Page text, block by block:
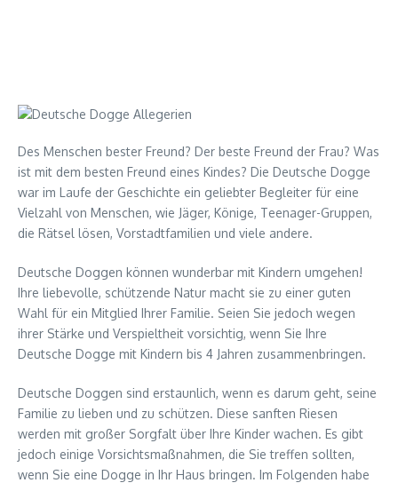
Des Menschen bester Freund? Der beste Freund der Frau? Was
ist mit dem besten Freund eines Kindes? Die Deutsche Dogge
war im Laufe der Geschichte ein geliebter Begleiter für eine
Vielzahl von Menschen, wie Jäger, Könige, Teenager-Gruppen,
die Rätsel lösen, Vorstadtfamilien und viele andere.
Deutsche Doggen können wunderbar mit Kindern umgehen!
Ihre liebevolle, schützende Natur macht sie zu einer guten
Wahl für ein Mitglied Ihrer Familie. Seien Sie jedoch wegen
ihrer Stärke und Verspieltheit vorsichtig, wenn Sie Ihre
Deutsche Dogge mit Kindern bis 4 Jahren zusammenbringen.
Deutsche Doggen sind erstaunlich, wenn es darum geht, seine
Familie zu lieben und zu schützen. Diese sanften Riesen
werden mit großer Sorgfalt über Ihre Kinder wachen. Es gibt
jedoch einige Vorsichtsmaßnahmen, die Sie treffen sollten,
wenn Sie eine Dogge in Ihr Haus bringen. Im Folgenden habe